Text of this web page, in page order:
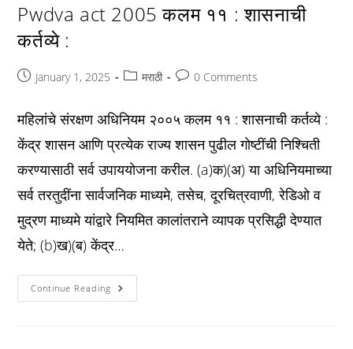
Pwdva act 2005 कलम ११ : शासनाची
कर्तव्ये :
PostJanuary 1, 2025
Postमराठी
Post0 Comments
महिलांचे संरक्षण अधिनियम २००५ कलम ११ : शासनाची कर्तव्ये :
केंद्र शासन आणि प्रत्येक राज्य शासन पुढील गोष्टींची निश्चिती
करण्यासाठी सर्व उपाययोजना करील. (a)क)(अ) या अधिनियमाच्या
सर्व तरतुदींना सार्वजनिक माध्यमे, तसेच, दूरचित्रवाणी, रेडिओ व
मुद्रण माध्यमे यांद्वारे नियमित कालांतराने व्यापक प्रसिद्धी देण्यात
येते; (b)ख)(ब) केंद्र…
Continue Reading Pwdva
Act